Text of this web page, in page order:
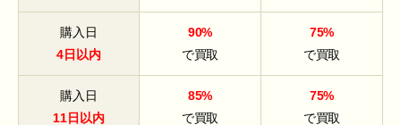
購入日
4日以内
90%
で買取
75%
で買取
購入日
11日以内
85%
で買取
75%
で買取